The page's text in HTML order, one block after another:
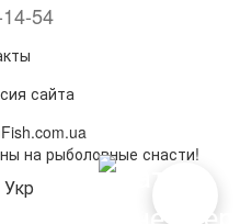
54
сайта
на рыболовные снасти!
Укр